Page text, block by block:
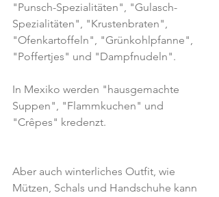
"Punsch-Spezialitäten", "Gulasch-
Spezialitäten", "Krustenbraten",
"Ofenkartoffeln", "Grünkohlpfanne",
"Poffertjes" und "Dampfnudeln".
In Mexiko werden "hausgemachte
Suppen", "Flammkuchen" und
"Crêpes" kredenzt.
Aber auch winterliches Outfit, wie
Mützen, Schals und Handschuhe kann